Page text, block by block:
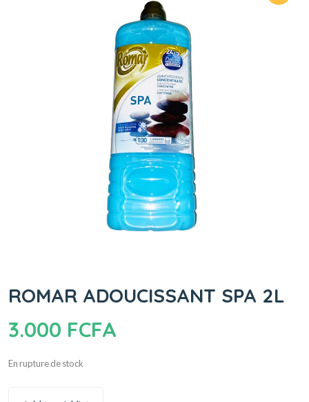
ROMAR ADOUCISSANT SPA 2L
3.000 FCFA
En rupture de stock